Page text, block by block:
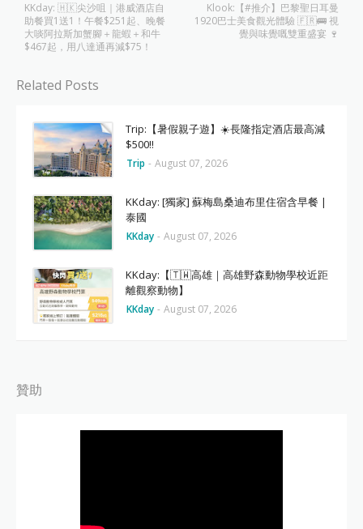
Klook:【#推介】巴黎聖日耳曼
1920巴士美食觀光體驗 🇫🇷🚌 視
覺與味覺嘅雙重盛宴 🍷
KKday: 🇭🇰尖沙咀｜港威酒店自
助餐買1送1！午餐$251起、晚餐
大啖阿拉斯加蟹腳＋龍蝦＋和牛
$467起，用八達通再減$75！
Related Posts
Trip:【暑假親子遊】☀️長隆指定酒店最高減
$500‼️
Trip - August 07, 2026
KKday: [獨家] 蘇梅島桑迪布里住宿含早餐 |
泰國
KKday - August 07, 2026
KKday:【🇹🇼高雄｜高雄野森動物學校近距
離觀察動物】
KKday - August 07, 2026
贊助